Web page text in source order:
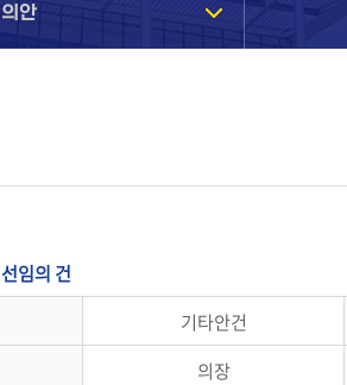
안
임의 건
기타안건
의장